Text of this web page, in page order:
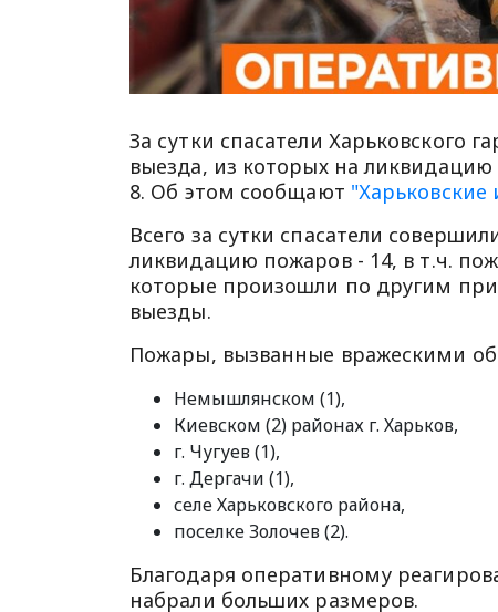
За сутки спасатели Харьковского
выезда, из которых на
8. Об этом сообщают "Харьковские
Всего за сутки спасатели
ликвидацию пожаров - 14, в т.ч.
которые произошли по другим
выезды.
Пожары, вызванные вражескими
Немышлянском (1),
Киевском (2) районах г. Харьков,
г. Чугуев (1),
г. Дергачи (1),
селе Харьковского района,
поселке Золочев (2).
Благодаря оперативному
набрали больших размеров.